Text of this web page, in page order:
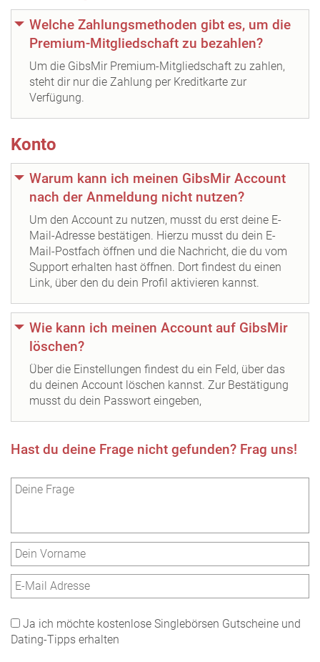
Welche Zahlungsmethoden gibt es, um die
Premium-Mitgliedschaft zu bezahlen?
Um die GibsMir Premium-Mitgliedschaft zu zahlen,
steht dir nur die Zahlung per Kreditkarte zur
Verfügung.
Konto
Warum kann ich meinen GibsMir Account
nach der Anmeldung nicht nutzen?
Um den Account zu nutzen, musst du erst deine E-
Mail-Adresse bestätigen. Hierzu musst du dein E-
Mail-Postfach öffnen und die Nachricht, die du vom
Support erhalten hast öffnen. Dort findest du einen
Link, über den du dein Profil aktivieren kannst.
Wie kann ich meinen Account auf GibsMir
löschen?
Über die Einstellungen findest du ein Feld, über das
du deinen Account löschen kannst. Zur Bestätigung
musst du dein Passwort eingeben,
Hast du deine Frage nicht gefunden? Frag uns!
Ja ich möchte kostenlose Singlebörsen Gutscheine und
Dating-Tipps erhalten